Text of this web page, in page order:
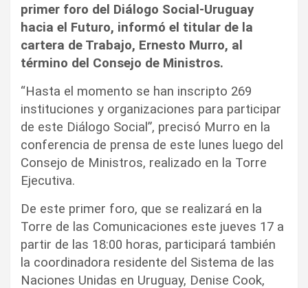
primer foro del Diálogo Social-Uruguay
hacia el Futuro, informó el titular de la
cartera de Trabajo, Ernesto Murro, al
término del Consejo de Ministros.
“Hasta el momento se han inscripto 269
instituciones y organizaciones para participar
de este Diálogo Social”, precisó Murro en la
conferencia de prensa de este lunes luego del
Consejo de Ministros, realizado en la Torre
Ejecutiva.
De este primer foro, que se realizará en la
Torre de las Comunicaciones este jueves 17 a
partir de las 18:00 horas, participará también
la coordinadora residente del Sistema de las
Naciones Unidas en Uruguay, Denise Cook,